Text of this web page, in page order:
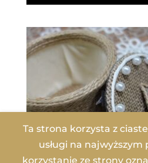
Ta strona korzysta z
usługi na najwyższym
korzystanie ze strony